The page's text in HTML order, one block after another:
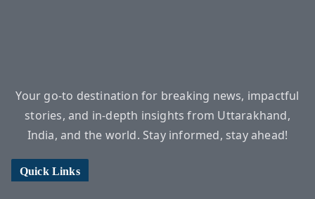
Your go-to destination for breaking news, impactful
stories, and in-depth insights from Uttarakhand,
India, and the world. Stay informed, stay ahead!
Quick Links